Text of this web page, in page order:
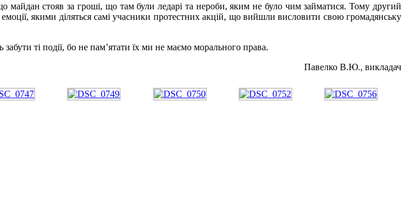
стояв за гроші, що там були ледарі та нероби, яким не було чим займатися. Тому другий
якими діляться самі учасники протестних акцій, що вийшли висловити свою громадянську
ті події, бо не пам’ятати їх ми не маємо морального права.
Павелко В.Ю., викладач